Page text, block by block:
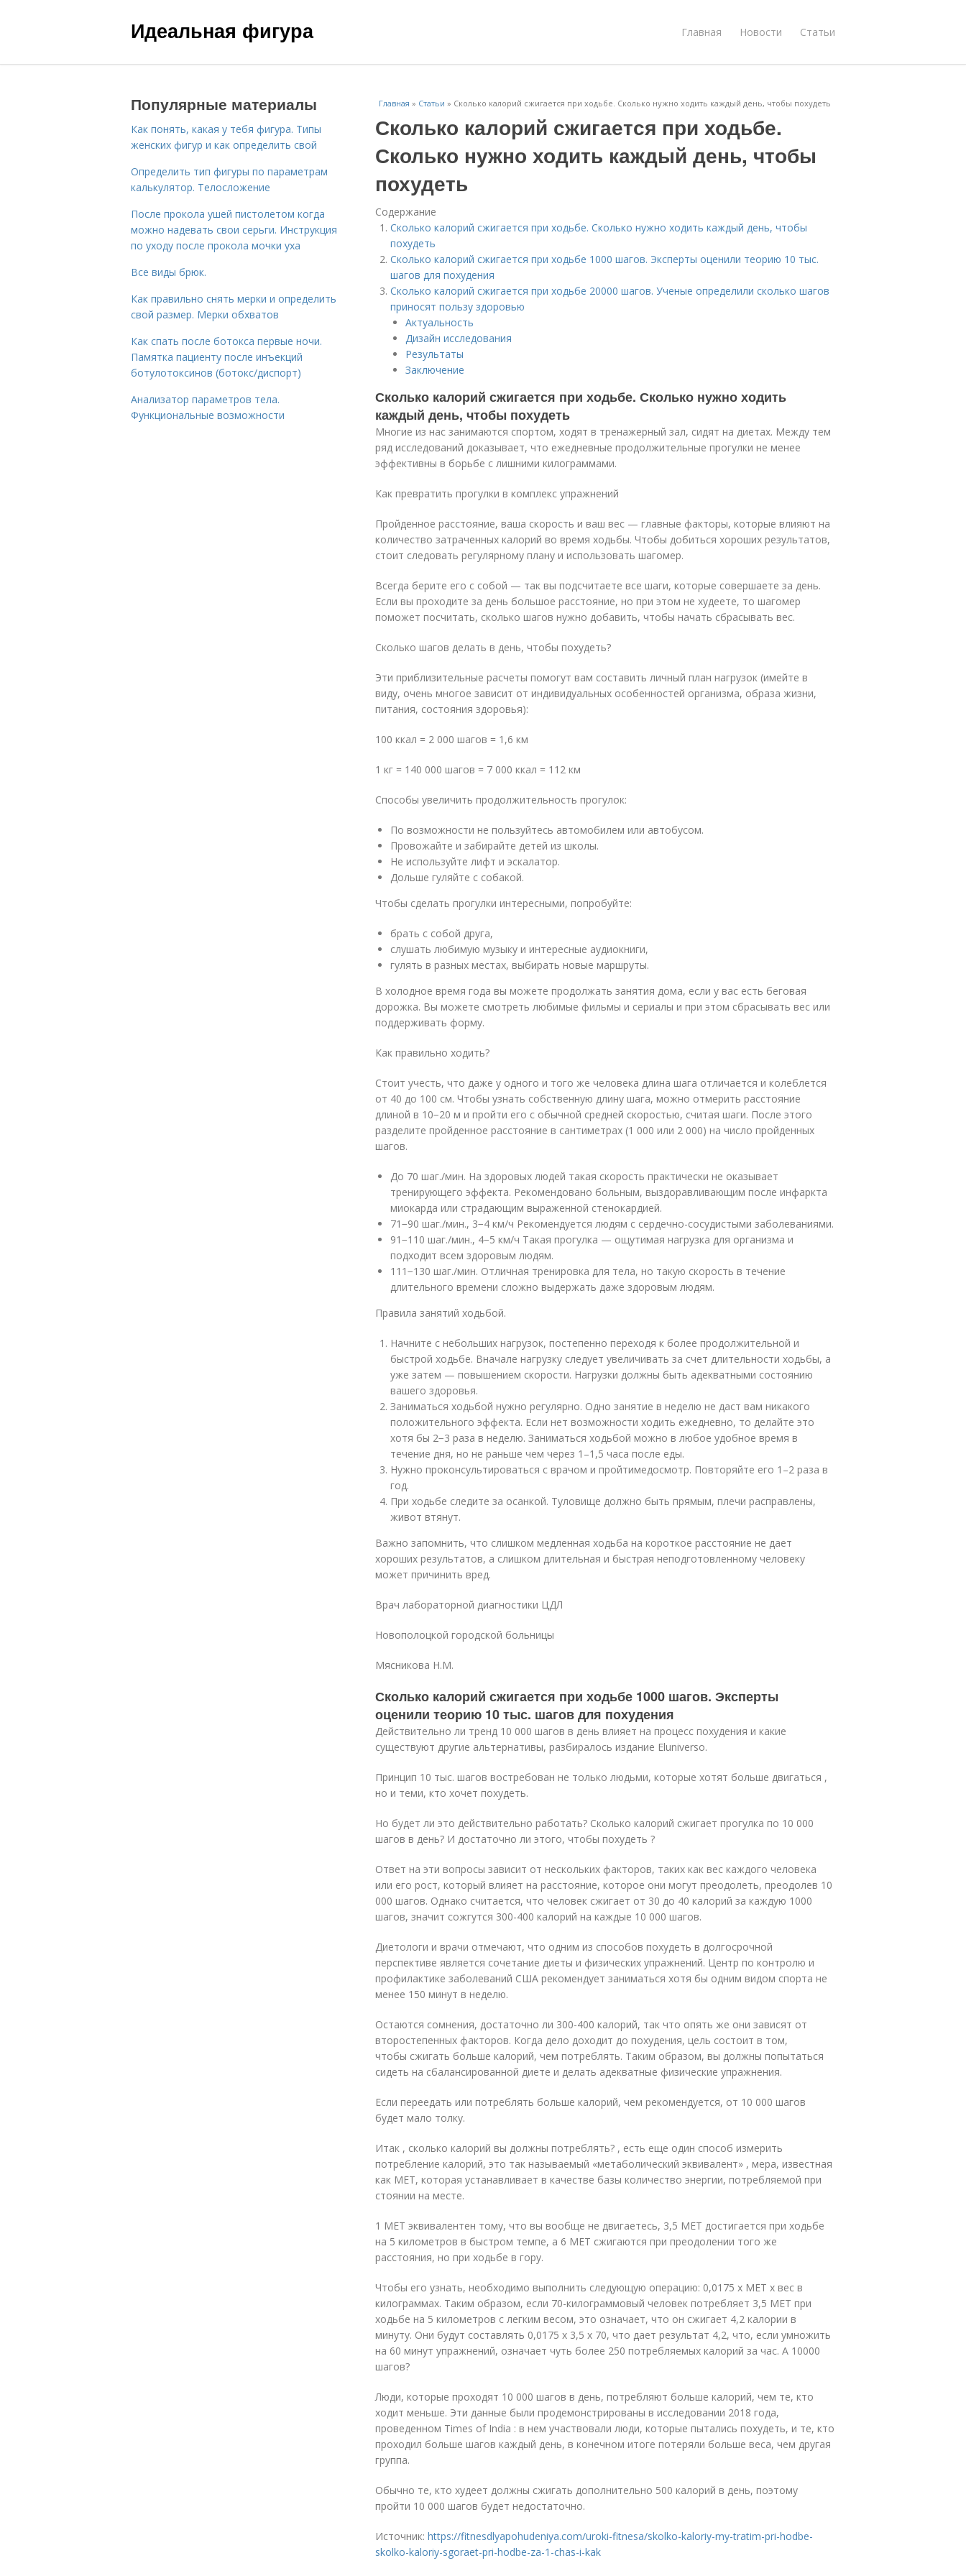
Идеальная фигура Главная Новости Статьи
Главная » Статьи » Сколько калорий сжигается при ходьбе. Сколько нужно ходить каждый день, чтобы похудеть
Сколько калорий сжигается при ходьбе.
Сколько нужно ходить каждый день, чтобы
похудеть
Содержание
Сколько калорий сжигается при ходьбе. Сколько нужно ходить каждый день, чтобы
похудеть
Сколько калорий сжигается при ходьбе 1000 шагов. Эксперты оценили теорию 10 тыс.
шагов для похудения
Сколько калорий сжигается при ходьбе 20000 шагов. Ученые определили сколько шагов
приносят пользу здоровью
Актуальность
Дизайн исследования
Результаты
Заключение
Сколько калорий сжигается при ходьбе. Сколько нужно ходить
каждый день, чтобы похудеть
Многие из нас занимаются спортом, ходят в тренажерный зал, сидят на диетах. Между тем
ряд исследований доказывает, что ежедневные продолжительные прогулки не менее
эффективны в борьбе с лишними килограммами.
Как превратить прогулки в комплекс упражнений
Пройденное расстояние, ваша скорость и ваш вес — главные факторы, которые влияют на
количество затраченных калорий во время ходьбы. Чтобы добиться хороших результатов,
стоит следовать регулярному плану и использовать шагомер.
Всегда берите его с собой — так вы подсчитаете все шаги, которые совершаете за день.
Если вы проходите за день большое расстояние, но при этом не худеете, то шагомер
поможет посчитать, сколько шагов нужно добавить, чтобы начать сбрасывать вес.
Сколько шагов делать в день, чтобы похудеть?
Эти приблизительные расчеты помогут вам составить личный план нагрузок (имейте в
виду, очень многое зависит от индивидуальных особенностей организма, образа жизни,
питания, состояния здоровья):
100 ккал = 2 000 шагов = 1,6 км
1 кг = 140 000 шагов = 7 000 ккал = 112 км
Способы увеличить продолжительность прогулок:
По возможности не пользуйтесь автомобилем или автобусом.
Провожайте и забирайте детей из школы.
Не используйте лифт и эскалатор.
Дольше гуляйте с собакой.
Чтобы сделать прогулки интересными, попробуйте:
брать с собой друга,
слушать любимую музыку и интересные аудиокниги,
гулять в разных местах, выбирать новые маршруты.
В холодное время года вы можете продолжать занятия дома, если у вас есть беговая
дорожка. Вы можете смотреть любимые фильмы и сериалы и при этом сбрасывать вес или
поддерживать форму.
Как правильно ходить?
Стоит учесть, что даже у одного и того же человека длина шага отличается и колеблется
от 40 до 100 см. Чтобы узнать собственную длину шага, можно отмерить расстояние
длиной в 10−20 м и пройти его с обычной средней скоростью, считая шаги. После этого
разделите пройденное расстояние в сантиметрах (1 000 или 2 000) на число пройденных
шагов.
До 70 шаг./мин. На здоровых людей такая скорость практически не оказывает
тренирующего эффекта. Рекомендовано больным, выздоравливающим после инфаркта
миокарда или страдающим выраженной стенокардией.
71−90 шаг./мин., 3−4 км/ч Рекомендуется людям с сердечно-сосудистыми заболеваниями.
91−110 шаг./мин., 4−5 км/ч Такая прогулка — ощутимая нагрузка для организма и
подходит всем здоровым людям.
111−130 шаг./мин. Отличная тренировка для тела, но такую скорость в течение
длительного времени сложно выдержать даже здоровым людям.
Правила занятий ходьбой.
Начните с небольших нагрузок, постепенно переходя к более продолжительной и
быстрой ходьбе. Вначале нагрузку следует увеличивать за счет длительности ходьбы, а
уже затем — повышением скорости. Нагрузки должны быть адекватными состоянию
вашего здоровья.
Заниматься ходьбой нужно регулярно. Одно занятие в неделю не даст вам никакого
положительного эффекта. Если нет возможности ходить ежедневно, то делайте это
хотя бы 2−3 раза в неделю. Заниматься ходьбой можно в любое удобное время в
течение дня, но не раньше чем через 1–1,5 часа после еды.
Нужно проконсультироваться с врачом и пройтимедосмотр. Повторяйте его 1–2 раза в
год.
При ходьбе следите за осанкой. Туловище должно быть прямым, плечи расправлены,
живот втянут.
Важно запомнить, что слишком медленная ходьба на короткое расстояние не дает
хороших результатов, а слишком длительная и быстрая неподготовленному человеку
может причинить вред.
Врач лабораторной диагностики ЦДЛ
Новополоцкой городской больницы
Мясникова Н.М.
Сколько калорий сжигается при ходьбе 1000 шагов. Эксперты
оценили теорию 10 тыс. шагов для похудения
Действительно ли тренд 10 000 шагов в день влияет на процесс похудения и какие
существуют другие альтернативы, разбиралось издание Eluniverso.
Принцип 10 тыс. шагов востребован не только людьми, которые хотят больше двигаться ,
но и теми, кто хочет похудеть.
Но будет ли это действительно работать? Сколько калорий сжигает прогулка по 10 000
шагов в день? И достаточно ли этого, чтобы похудеть ?
Ответ на эти вопросы зависит от нескольких факторов, таких как вес каждого человека
или его рост, который влияет на расстояние, которое они могут преодолеть, преодолев 10
000 шагов. Однако считается, что человек сжигает от 30 до 40 калорий за каждую 1000
шагов, значит сожгутся 300-400 калорий на каждые 10 000 шагов.
Диетологи и врачи отмечают, что одним из способов похудеть в долгосрочной
перспективе является сочетание диеты и физических упражнений. Центр по контролю и
профилактике заболеваний США рекомендует заниматься хотя бы одним видом спорта не
менее 150 минут в неделю.
Остаются сомнения, достаточно ли 300-400 калорий, так что опять же они зависят от
второстепенных факторов. Когда дело доходит до похудения, цель состоит в том,
чтобы сжигать больше калорий, чем потреблять. Таким образом, вы должны попытаться
сидеть на сбалансированной диете и делать адекватные физические упражнения.
Если переедать или потреблять больше калорий, чем рекомендуется, от 10 000 шагов
будет мало толку.
Итак , сколько калорий вы должны потреблять? , есть еще один способ измерить
потребление калорий, это так называемый «метаболический эквивалент» , мера, известная
как MET, которая устанавливает в качестве базы количество энергии, потребляемой при
стоянии на месте.
1 MET эквивалентен тому, что вы вообще не двигаетесь, 3,5 MET достигается при ходьбе
на 5 километров в быстром темпе, а 6 MET сжигаются при преодолении того же
расстояния, но при ходьбе в гору.
Чтобы его узнать, необходимо выполнить следующую операцию: 0,0175 х МЕТ х вес в
килограммах. Таким образом, если 70-килограммовый человек потребляет 3,5 МЕТ при
ходьбе на 5 километров с легким весом, это означает, что он сжигает 4,2 калории в
минуту. Они будут составлять 0,0175 х 3,5 х 70, что дает результат 4,2, что, если умножить
на 60 минут упражнений, означает чуть более 250 потребляемых калорий за час. А 10000
шагов?
Люди, которые проходят 10 000 шагов в день, потребляют больше калорий, чем те, кто
ходит меньше. Эти данные были продемонстрированы в исследовании 2018 года,
проведенном Times of India : в нем участвовали люди, которые пытались похудеть, и те, кто
проходил больше шагов каждый день, в конечном итоге потеряли больше веса, чем другая
группа.
Обычно те, кто худеет должны сжигать дополнительно 500 калорий в день, поэтому
пройти 10 000 шагов будет недостаточно.
Источник: https://fitnesdlyapohudeniya.com/uroki-fitnesa/skolko-kaloriy-my-tratim-pri-hodbe-
skolko-kaloriy-sgoraet-pri-hodbe-za-1-chas-i-kak
Популярные материалы
Как понять, какая у тебя фигура. Типы
женских фигур и как определить свой
Определить тип фигуры по параметрам
калькулятор. Телосложение
После прокола ушей пистолетом когда
можно надевать свои серьги. Инструкция
по уходу после прокола мочки уха
Все виды брюк.
Как правильно снять мерки и определить
свой размер. Мерки обхватов
Как спать после ботокса первые ночи.
Памятка пациенту после инъекций
ботулотоксинов (ботокс/диспорт)
Анализатор параметров тела.
Функциональные возможности